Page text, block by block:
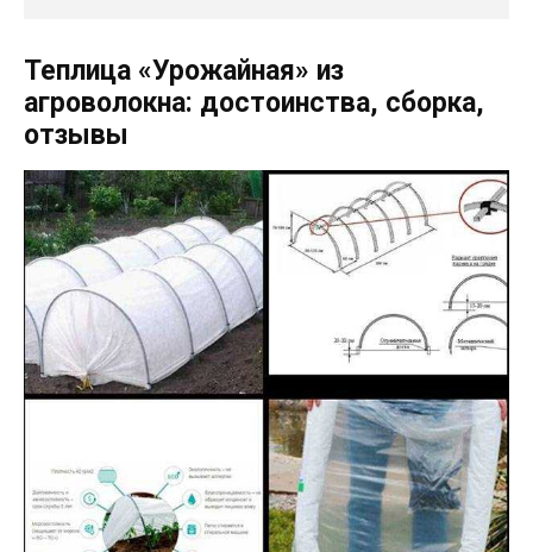
Теплица «Урожайная» из
агроволокна: достоинства, сборка,
отзывы